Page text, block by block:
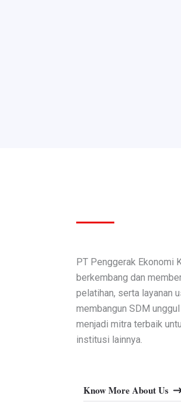
PT Penggerak Ekonomi
berkembang dan
pelatihan, serta layanan
membangun SDM
menjadi mitra terbaik
institusi lainnya.
Know More About Us